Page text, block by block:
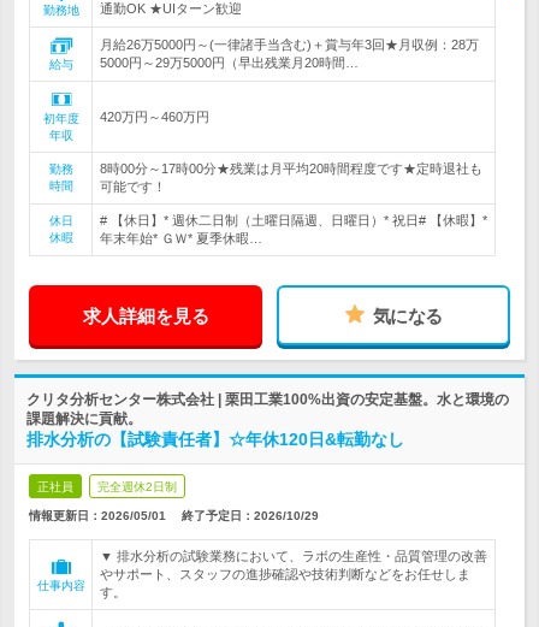
勤務地
通勤OK ★UIターン歓迎
給与
月給26万5000円～(一律諸手当含む)＋賞与年3回★月収例：28万
5000円～29万5000円（早出残業月20時間…
初年度
年収
420万円～460万円
勤務
時間
8時00分～17時00分★残業は月平均20時間程度です★定時退社も
可能です！
休日
休暇
# 【休日】* 週休二日制（土曜日隔週、日曜日）* 祝日# 【休暇】*
年末年始* ＧＷ* 夏季休暇…
求人詳細を見る 気になる
クリタ分析センター株式会社 | 栗田工業100%出資の安定基盤。水と環境の
課題解決に貢献。
排水分析の【試験責任者】☆年休120日&転勤なし
正社員 完全週休2日制
情報更新日：2026/05/01 終了予定日： 2026/10/29
仕事内容
▼ 排水分析の試験業務において、ラボの生産性・品質管理の改善
やサポート、スタッフの進捗確認や技術判断などをお任せしま
す。